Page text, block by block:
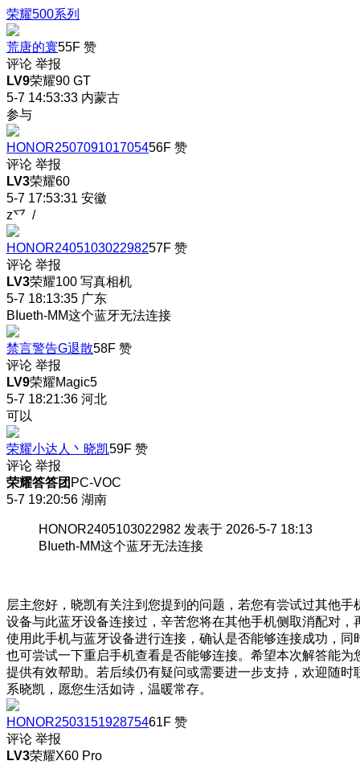
荣耀500系列
荒唐的寰55F 赞
评论 举报
LV9荣耀90 GT
5-7 14:53:33 内蒙古
参与
HONOR250709101705456F 赞
评论 举报
LV3荣耀60
5-7 17:53:31 安徽
z乊 /
HONOR240510302298257F 赞
评论 举报
LV3荣耀100 写真相机
5-7 18:13:35 广东
BIueth-MM这个蓝牙无法连接
禁言警告G退散58F 赞
评论 举报
LV9荣耀Magic5
5-7 18:21:36 河北
可以
荣耀小达人丶晓凯59F 赞
评论 举报
荣耀答答团 PC-VOC
5-7 19:20:56 湖南
HONOR2405103022982 发表于 2026-5-7 18:13
BIueth-MM这个蓝牙无法连接
层主您好，晓凯有关注到您提到的问题，若您有尝试过其他手
设备与此蓝牙设备连接过，辛苦您将在其他手机侧取消配对，
使用此手机与蓝牙设备进行连接，确认是否能够连接成功，同
也可尝试一下重启手机查看是否能够连接。希望本次解答能为
提供有效帮助。若后续仍有疑问或需要进一步支持，欢迎随时
系晓凯，愿您生活如诗，温暖常存。
HONOR250315192875461F 赞
评论 举报
LV3荣耀X60 Pro